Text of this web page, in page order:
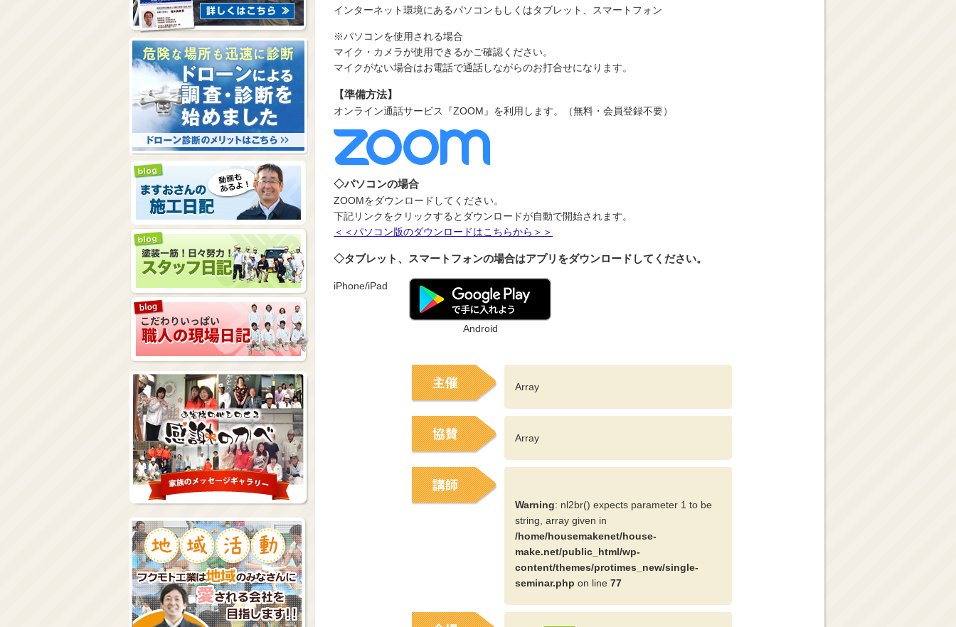
インターネット環境にあるパソコンもしくはタブレット、スマートフォン
※パソコンを使用される場合
マイク・カメラが使用できるかご確認ください。
マイクがない場合はお電話で通話しながらのお打合せになります。
【準備方法】
オンライン通話サービス『ZOOM』を利用します。（無料・会員登録不要）
◇パソコンの場合
ZOOMをダウンロードしてください。
下記リンクをクリックするとダウンロードが自動で開始されます。
＜＜パソコン版のダウンロードはこちらから＞＞
◇タブレット、スマートフォンの場合はアプリをダウンロードしてください。
iPhone/iPad
Android
Array
Array
Warning: nl2br() expects parameter 1 to be
string, array given in
/home/housemakenet/house-
make.net/public_html/wp-
content/themes/protimes_new/single-
seminar.php on line 77